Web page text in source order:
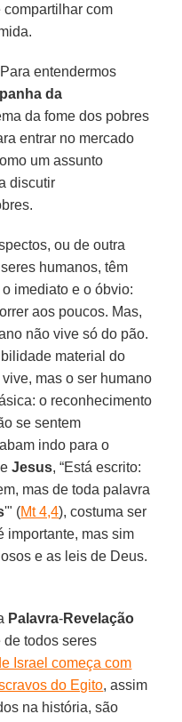
compartilhar com
entendermos
da
da fome dos pobres
entrar no mercado
um assunto
discutir
ou de outra
humanos, têm
imediato e o óbvio:
aos poucos. Mas,
não vive só do pão.
material do
mas o ser humano
o reconhecimento
se sentem
indo para o
Jesus, “Está escrito:
mas de toda palavra
'" (Mt 4,4), costuma ser
importante, mas sim
e as leis de Deus.
Palavra-Revelação
todos seres
Israel começa com
do Egito, assim
na história, são